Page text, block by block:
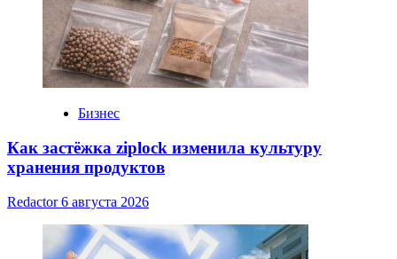
Бизнес
Как застёжка ziplock изменила культуру
хранения продуктов
Redactor6 августа 2026